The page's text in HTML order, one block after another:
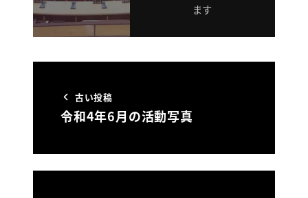
ます
古い投稿
令和4年6月の活動写真